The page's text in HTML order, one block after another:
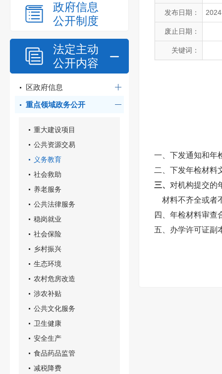
政府信息
公开制度
法定主动
公开内容
区政府信息
重点领域政务公开
重大建设项目
公共资源交易
义务教育
社会救助
养老服务
公共法律服务
稳岗就业
社会保险
乡村振兴
生态环境
农村危房改造
涉农补贴
公共文化服务
卫生健康
安全生产
食品药品监管
减税降费
发布日期：
废止日期：
关键词：
一、下发通知和年
二、下发年检材料
三、 对机构提交的
材料不齐全或者
四、年检材料审查
五、办学许可证副